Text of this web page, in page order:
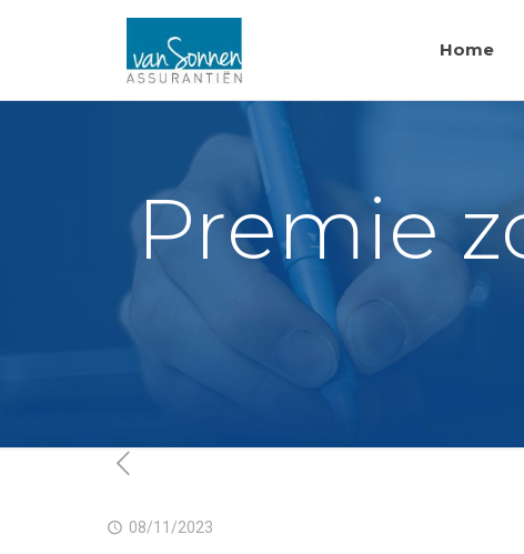
Home
Premie
08/11/2023